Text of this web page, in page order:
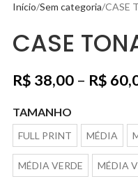
Início Sem categoria CASE
CASE
R$ 38,00 – R$
TAMANHO
FULL PRINT MÉDIA
MÉDIA VERDE MÉDIA